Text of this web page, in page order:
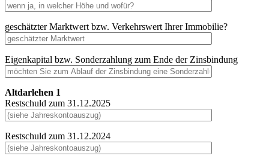
geschätzter Marktwert bzw. Verkehrswert Ihrer Immobilie?
Eigenkapital bzw. Sonderzahlung zum Ende der Zinsbindung
Altdarlehen 1
Restschuld zum 31.12.2025
Restschuld zum 31.12.2024